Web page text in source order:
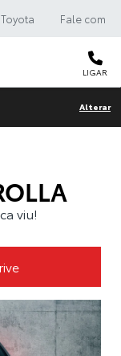
Fale com a
LIGAR
Alterar
viu!